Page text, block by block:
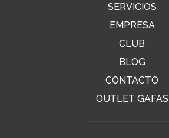
SERVICIOS
EMPRESA
CLUB
BLOG
CONTACTO
OUTLET GAFAS